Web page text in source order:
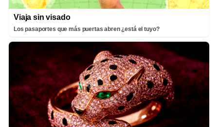
Viaja sin visado
Los pasaportes que más puertas abren ¿está el tuyo?